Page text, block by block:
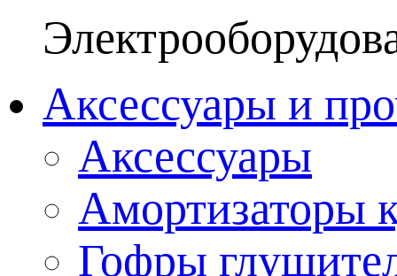
Аксессуары и
Аксессуары
Амортизаторы
Гофры